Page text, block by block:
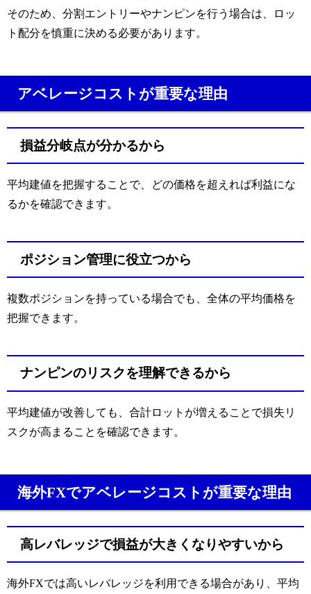
そのため、分割エントリーやナンピンを行う場合は、ロッ
ト配分を慎重に決める必要があります。
アベレージコストが重要な理由
損益分岐点が分かるから
平均建値を把握することで、どの価格を超えれば利益にな
るかを確認できます。
ポジション管理に役立つから
複数ポジションを持っている場合でも、全体の平均価格を
把握できます。
ナンピンのリスクを理解できるから
平均建値が改善しても、合計ロットが増えることで損失リ
スクが高まることを確認できます。
海外FXでアベレージコストが重要な理由
高レバレッジで損益が大きくなりやすいから
海外FXでは高いレバレッジを利用できる場合があり、平均